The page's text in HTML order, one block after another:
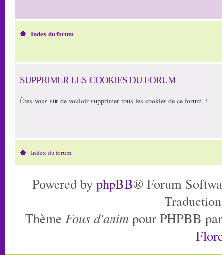
Index du forum
SUPPRIMER LES COOKIES DU FORUM
Êtes-vous sûr de vouloir supprimer tous les cookies de ce forum ?
Index du forum
Powered by phpBB® Forum
Thème Fous d'anim pour PHPBB